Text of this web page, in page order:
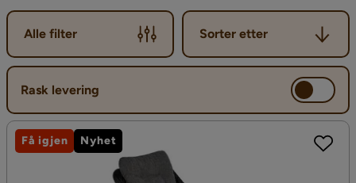
Alle filter
Sorter etter
Sorter etter
Rask levering
Få igjen Nyhet